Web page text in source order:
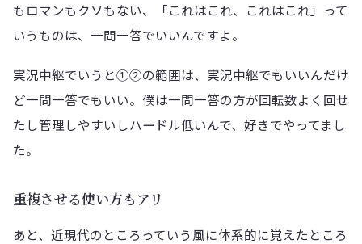
もロマンもクソもない、「これはこれ、これはこれ」って
いうものは、一問一答でいいんですよ。
実況中継でいうと①②の範囲は、実況中継でもいいんだけ
ど一問一答でもいい。僕は一問一答の方が回転数よく回せ
たし管理しやすいしハードル低いんで、好きでやってまし
た。
重複させる使い方もアリ
あと、近現代のところっていう風に体系的に覚えたところ